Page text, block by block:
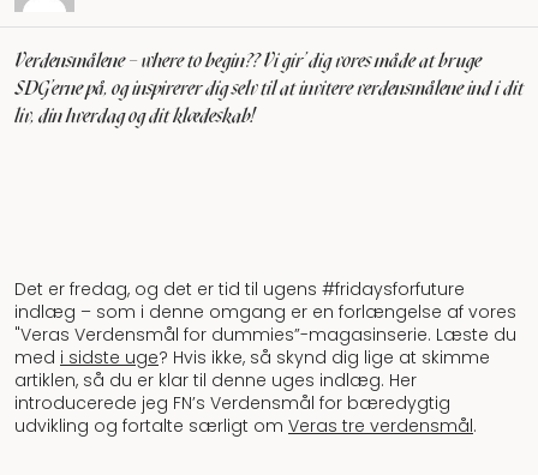
Verdensmålene – where to begin?? Vi gir’ dig vores måde at bruge
SDG’erne på, og inspirerer dig selv til at invitere verdensmålene ind i dit
liv, din hverdag og dit klædeskab!
Det er fredag, og det er tid til ugens #fridaysforfuture
indlæg – som i denne omgang er en forlængelse af vores
"Veras Verdensmål for dummies”-magasinserie. Læste du
med i sidste uge? Hvis ikke, så skynd dig lige at skimme
artiklen, så du er klar til denne uges indlæg. Her
introducerede jeg FN’s Verdensmål for bæredygtig
udvikling og fortalte særligt om Veras tre verdensmål.